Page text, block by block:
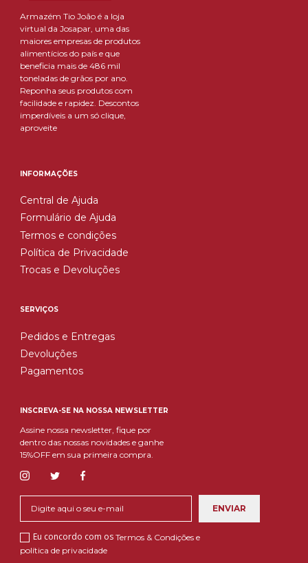
Armazém Tio João é a loja
virtual da Josapar, uma das
maiores empresas de produtos
alimentícios do país e que
beneficia mais de 486 mil
toneladas de grãos por ano.
Reponha seus produtos com
facilidade e rapidez. Descontos
imperdíveis a um só clique,
aproveite
INFORMAÇÕES
Central de Ajuda
Formulário de Ajuda
Termos e condições
Política de Privacidade
Trocas e Devoluções
SERVIÇOS
Pedidos e Entregas
Devoluções
Pagamentos
INSCREVA-SE NA NOSSA NEWSLETTER
Assine nossa newsletter, fique por
dentro das nossas novidades e ganhe
15%OFF em sua primeira compra.
Eu concordo com os Termos & Condições e
política de privacidade